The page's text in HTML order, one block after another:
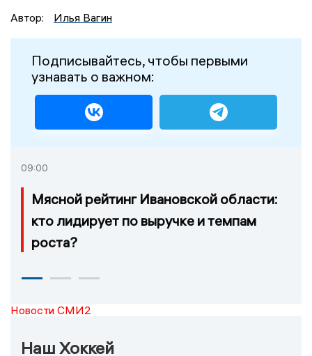
Автор:
Илья Вагин
Подписывайтесь, чтобы первыми
узнавать о важном:
09:00
Мясной рейтинг Ивановской области:
кто лидирует по выручке и темпам
роста?
Новости СМИ2
Наш Хоккей